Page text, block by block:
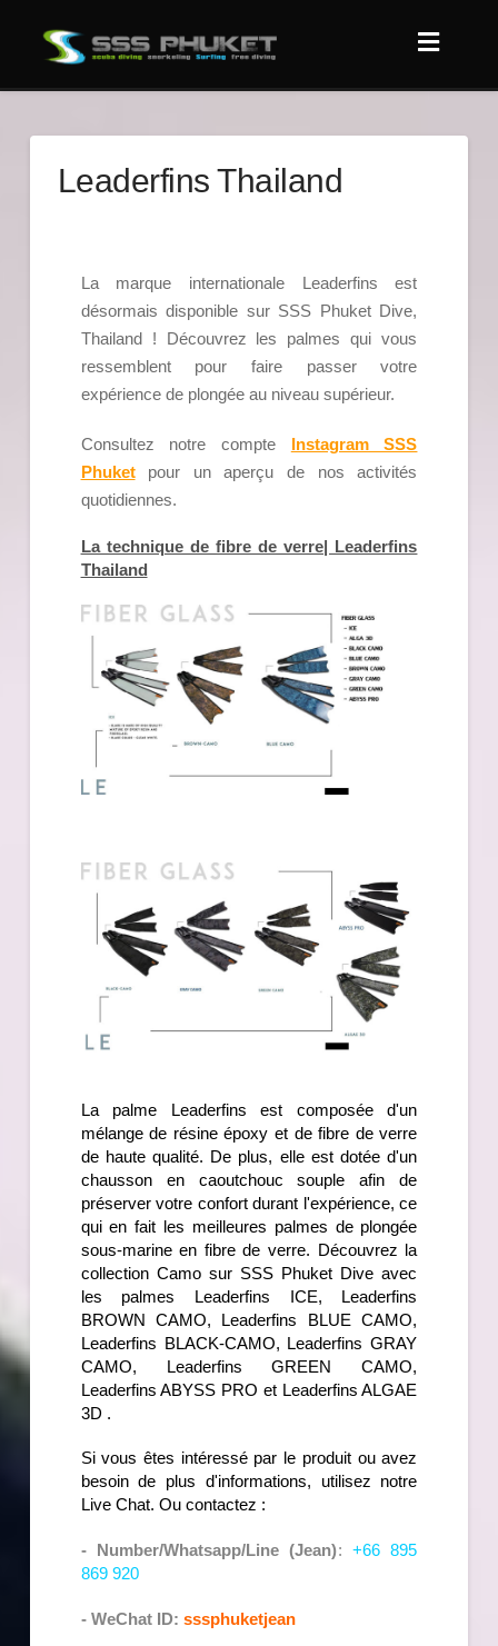
Leaderfins Thailand
La marque internationale Leaderfins est
désormais disponible sur SSS Phuket Dive,
Thailand ! Découvrez les palmes qui vous
ressemblent pour faire passer votre
expérience de plongée au niveau supérieur.
Consultez notre compte Instagram SSS
Phuket
pour un aperçu de nos activités
quotidiennes.
La technique de fibre de verre| Leaderfins
Thailand
La palme Leaderfins est composée d'un
mélange de résine époxy et de fibre de verre
de haute qualité. De plus, elle est dotée d'un
chausson
en caoutchouc souple afin de
préserver votre confort durant l'expérience, ce
qui en fait les meilleures palmes de plongée
sous-marine en fibre de verre. Découvrez la
collection Camo sur SSS Phuket Dive avec
les palmes Leaderfins ICE, Leaderfins
BROWN CAMO, Leaderfins BLUE CAMO,
Leaderfins BLACK-CAMO, Leaderfins GRAY
CAMO, Leaderfins GREEN CAMO,
Leaderfins ABYSS PRO et Leaderfins ALGAE
3D .
Si vous êtes intéressé par le produit ou avez
besoin de plus d'informations, utilisez notre
Live Chat. Ou contactez :
- Number/Whatsapp/Line (Jean): +66 895
869 920
- WeChat ID: sssphuketjean